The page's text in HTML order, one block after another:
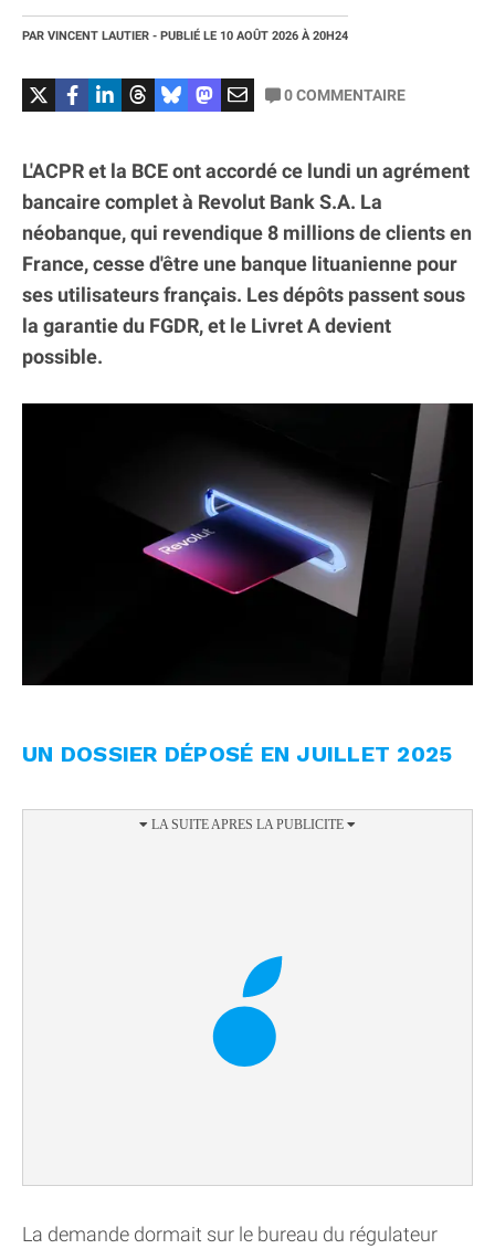
PAR VINCENT LAUTIER - PUBLIÉ LE 10 AOÛT 2026 À 20H24
0COMMENTAIRE
L'ACPR et la BCE ont accordé ce lundi un agrément
bancaire complet à Revolut Bank S.A. La
néobanque, qui revendique 8 millions de clients en
France, cesse d'être une banque lituanienne pour
ses utilisateurs français. Les dépôts passent sous
la garantie du FGDR, et le Livret A devient
possible.
UN DOSSIER DÉPOSÉ EN JUILLET 2025
La demande dormait sur le bureau du régulateur